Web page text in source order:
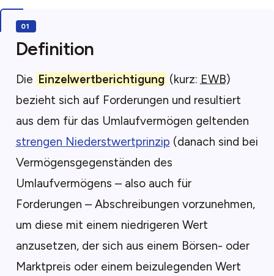
Definition
Die Einzelwertberichtigung (kurz: EWB)
bezieht sich auf Forderungen und resultiert
aus dem für das Umlaufvermögen geltenden
strengen Niederstwertprinzip (danach sind bei
Vermögensgegenständen des
Umlaufvermögens – also auch für
Forderungen – Abschreibungen vorzunehmen,
um diese mit einem niedrigeren Wert
anzusetzen, der sich aus einem Börsen- oder
Marktpreis oder einem beizulegenden Wert